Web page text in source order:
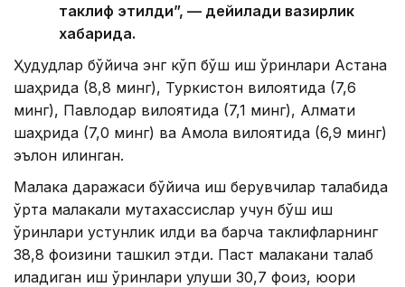
таклиф этилди”, — дейилади вазирлик
хабарида.
Ҳудудлар бўйича энг кўп бўш иш ўринлари Астана
шаҳрида (8,8 минг), Туркистон вилоятида (7,6
минг), Павлодар вилоятида (7,1 минг), Алмати
шаҳрида (7,0 минг) ва Ақмола вилоятида (6,9 минг)
эълон қилинган.
Малака даражаси бўйича иш берувчилар талабида
ўрта малакали мутахассислар учун бўш иш
ўринлари устунлик қилди ва барча таклифларнинг
38,8 фоизини ташкил этди. Паст малакани талаб
қиладиган иш ўринлари улуши 30,7 фоиз, юқори